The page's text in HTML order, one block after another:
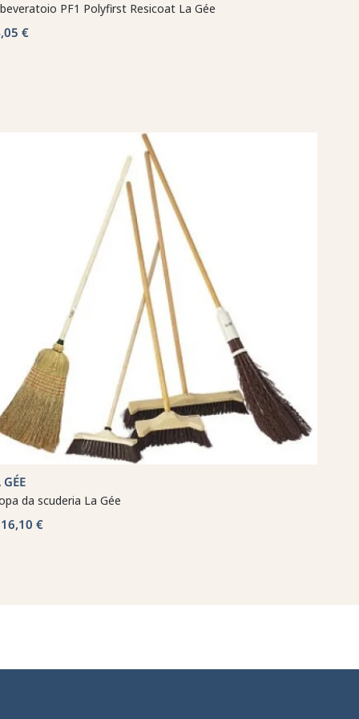
PF1 Polyfirst Resicoat La Gée
€
da scuderia La Gée
16,10 €